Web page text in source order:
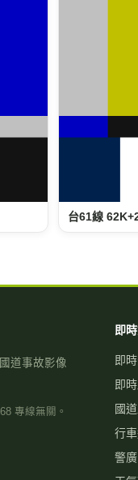
警
天
國1
國5
今